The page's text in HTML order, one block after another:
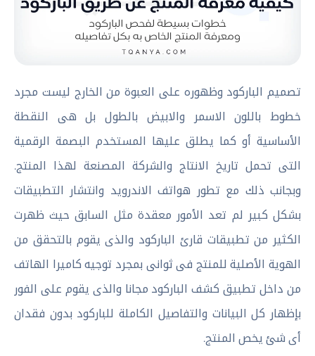
تصميم الباركود وظهوره على العبوة من الخارج ليست مجرد
خطوط باللون الاسمر والابيض بالطول بل هى النقطة
الأساسية أو كما يطلق عليها المستخدم البصمة الرقمية
التى تحمل تاريخ الانتاج والشركة المصنعة لهذا المنتج.
وبجانب ذلك مع تطور هواتف الاندرويد وانتشار التطبيقات
بشكل كبير لم تعد الأمور معقدة مثل السابق حيث ظهرت
الكثير من تطبيقات قارئ الباركود والذى يقوم بالتحقق من
الهوية الأصلية للمنتج فى ثوانى بمجرد توجيه كاميرا الهاتف
من داخل تطبيق كشف الباركود مجانا والذى يقوم على الفور
بإظهار كل البيانات والتفاصيل الكاملة للباركود بدون فقدان
أى شئ يخص المنتج.